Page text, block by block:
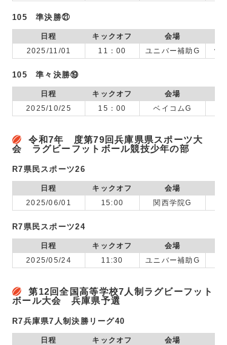
105 準決勝㉑
日程 キックオフ
会場
2025/11/01
11：00 ユニバー補助G vs
105 準々決勝⑲
日程 キックオフ
会場
2025/10/25
15：00 ベイコムG
令和7年 度第79回兵庫県県スポーツ大
会 ラグビーフットボール競技少年の部
R7県民スポーツ26
日程 キックオフ
会場
2025/06/01
15:00 関西学院G
R7県民スポーツ24
日程 キックオフ
会場
2025/05/24
11:30 ユニバー補助G
第12回全国高等学校7人制ラグビーフット
ボール大会 兵庫県予選
R7兵庫県7人制決勝リーグ40
日程 キックオフ 会場